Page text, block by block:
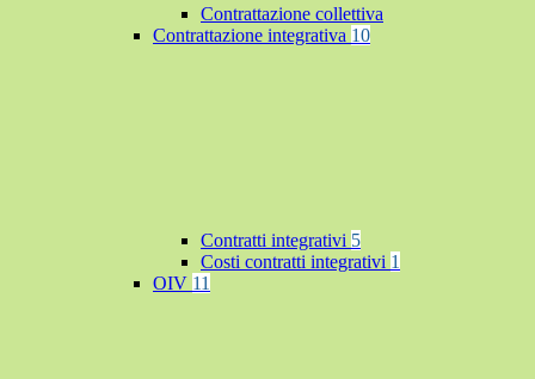
Contrattazione collettiva
Contrattazione integrativa 10
Contratti integrativi 5
Costi contratti integrativi 1
OIV 11